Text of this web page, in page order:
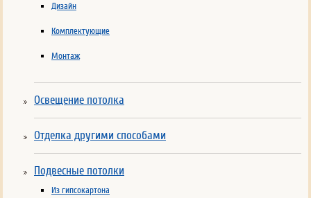
Дизайн
Комплектующие
Монтаж
Освещение потолка
Отделка другими способами
Подвесные потолки
Из гипсокартона